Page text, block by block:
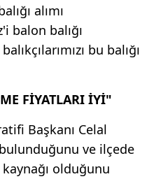
alımı
balon balığı
bu balığı
FİYATLARI İYİ"
Başkanı Celal
ve ilçede
kaynağı olduğunu